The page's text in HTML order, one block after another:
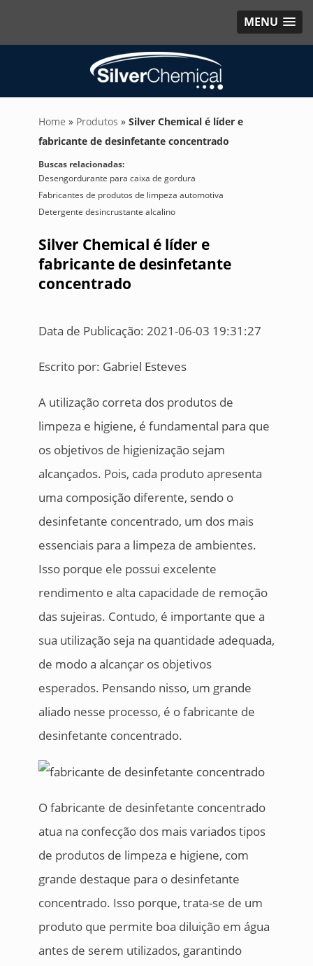
MENU
Home » Produtos » Silver Chemical é líder e
fabricante de desinfetante concentrado
Buscas relacionadas:
Desengordurante para caixa de gordura
Fabricantes de produtos de limpeza automotiva
Detergente desincrustante alcalino
Silver Chemical é líder e
fabricante de desinfetante
concentrado
Data de Publicação: 2021-06-03 19:31:27
Escrito por: Gabriel Esteves
A utilização correta dos produtos de
limpeza e higiene, é fundamental para que
os objetivos de higienização sejam
alcançados. Pois, cada produto apresenta
uma composição diferente, sendo o
desinfetante concentrado, um dos mais
essenciais para a limpeza de ambientes.
Isso porque ele possui excelente
rendimento e alta capacidade de remoção
das sujeiras. Contudo, é importante que a
sua utilização seja na quantidade adequada,
de modo a alcançar os objetivos
esperados. Pensando nisso, um grande
aliado nesse processo, é o fabricante de
desinfetante concentrado.
O fabricante de desinfetante concentrado
atua na confecção dos mais variados tipos
de produtos de limpeza e higiene, com
grande destaque para o desinfetante
concentrado. Isso porque, trata-se de um
produto que permite boa diluição em água
antes de serem utilizados, garantindo